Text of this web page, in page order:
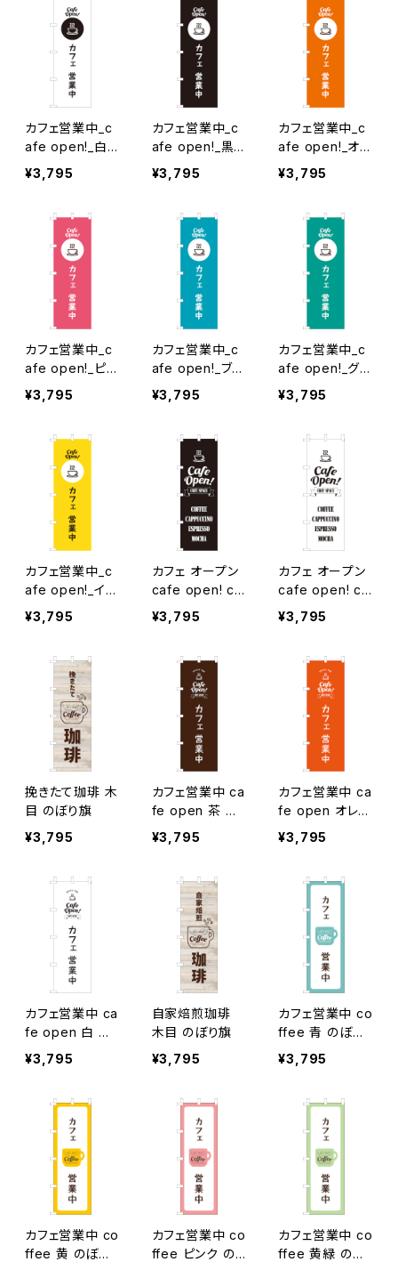
カフェ営業中_c
afe open!_白×
黒文字 のぼり旗
¥3,795
カフェ営業中_c
afe open!_黒
のぼり旗
¥3,795
カフェ営業中_c
afe open!_オレ
ンジ のぼり旗
¥3,795
カフェ営業中_c
afe open!_ピン
ク のぼり旗
¥3,795
カフェ営業中_c
afe open!_ブル
ー のぼり旗
¥3,795
カフェ営業中_c
afe open!_グリ
ーン のぼり旗
¥3,795
カフェ営業中_c
afe open!_イエ
ロー のぼり旗
¥3,795
カフェ オープン
cafe open! co
zy space_黒
のぼり旗
¥3,795
カフェ オープン
cafe open! co
zy space_白
のぼり旗
¥3,795
挽きたて珈琲 木
目 のぼり旗
¥3,795
カフェ営業中 ca
fe open 茶 の
ぼり旗
¥3,795
カフェ営業中 ca
fe open オレン
ジ のぼり旗
¥3,795
カフェ営業中 ca
fe open 白 の
ぼり旗
¥3,795
自家焙煎珈琲
木目 のぼり旗
¥3,795
カフェ営業中 co
ffee 青 のぼり
旗
¥3,795
カフェ営業中 co
ffee 黄 のぼり
カフェ営業中 co
ffee ピンク の
カフェ営業中 co
ffee 黄緑 のぼ